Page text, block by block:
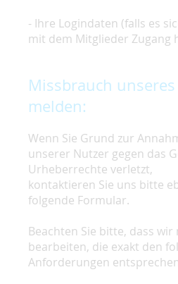
- Ihre Logindaten (falls es
mit dem Mitglieder Zugang
Missbrauch unseres
melden:
Wenn Sie Grund zur
unserer Nutzer gegen das
Urheberrechte verletzt,
kontaktieren Sie uns bitte
folgende Formular.
Beachten Sie bitte, dass
bearbeiten, die exakt den
Anforderungen